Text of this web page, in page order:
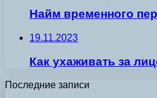
Найм временного
19.11.2023
Как ухаживать за
Последние записи